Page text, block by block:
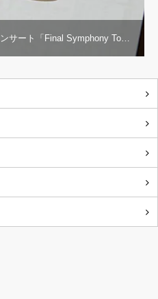
サート「Final Symphony To…